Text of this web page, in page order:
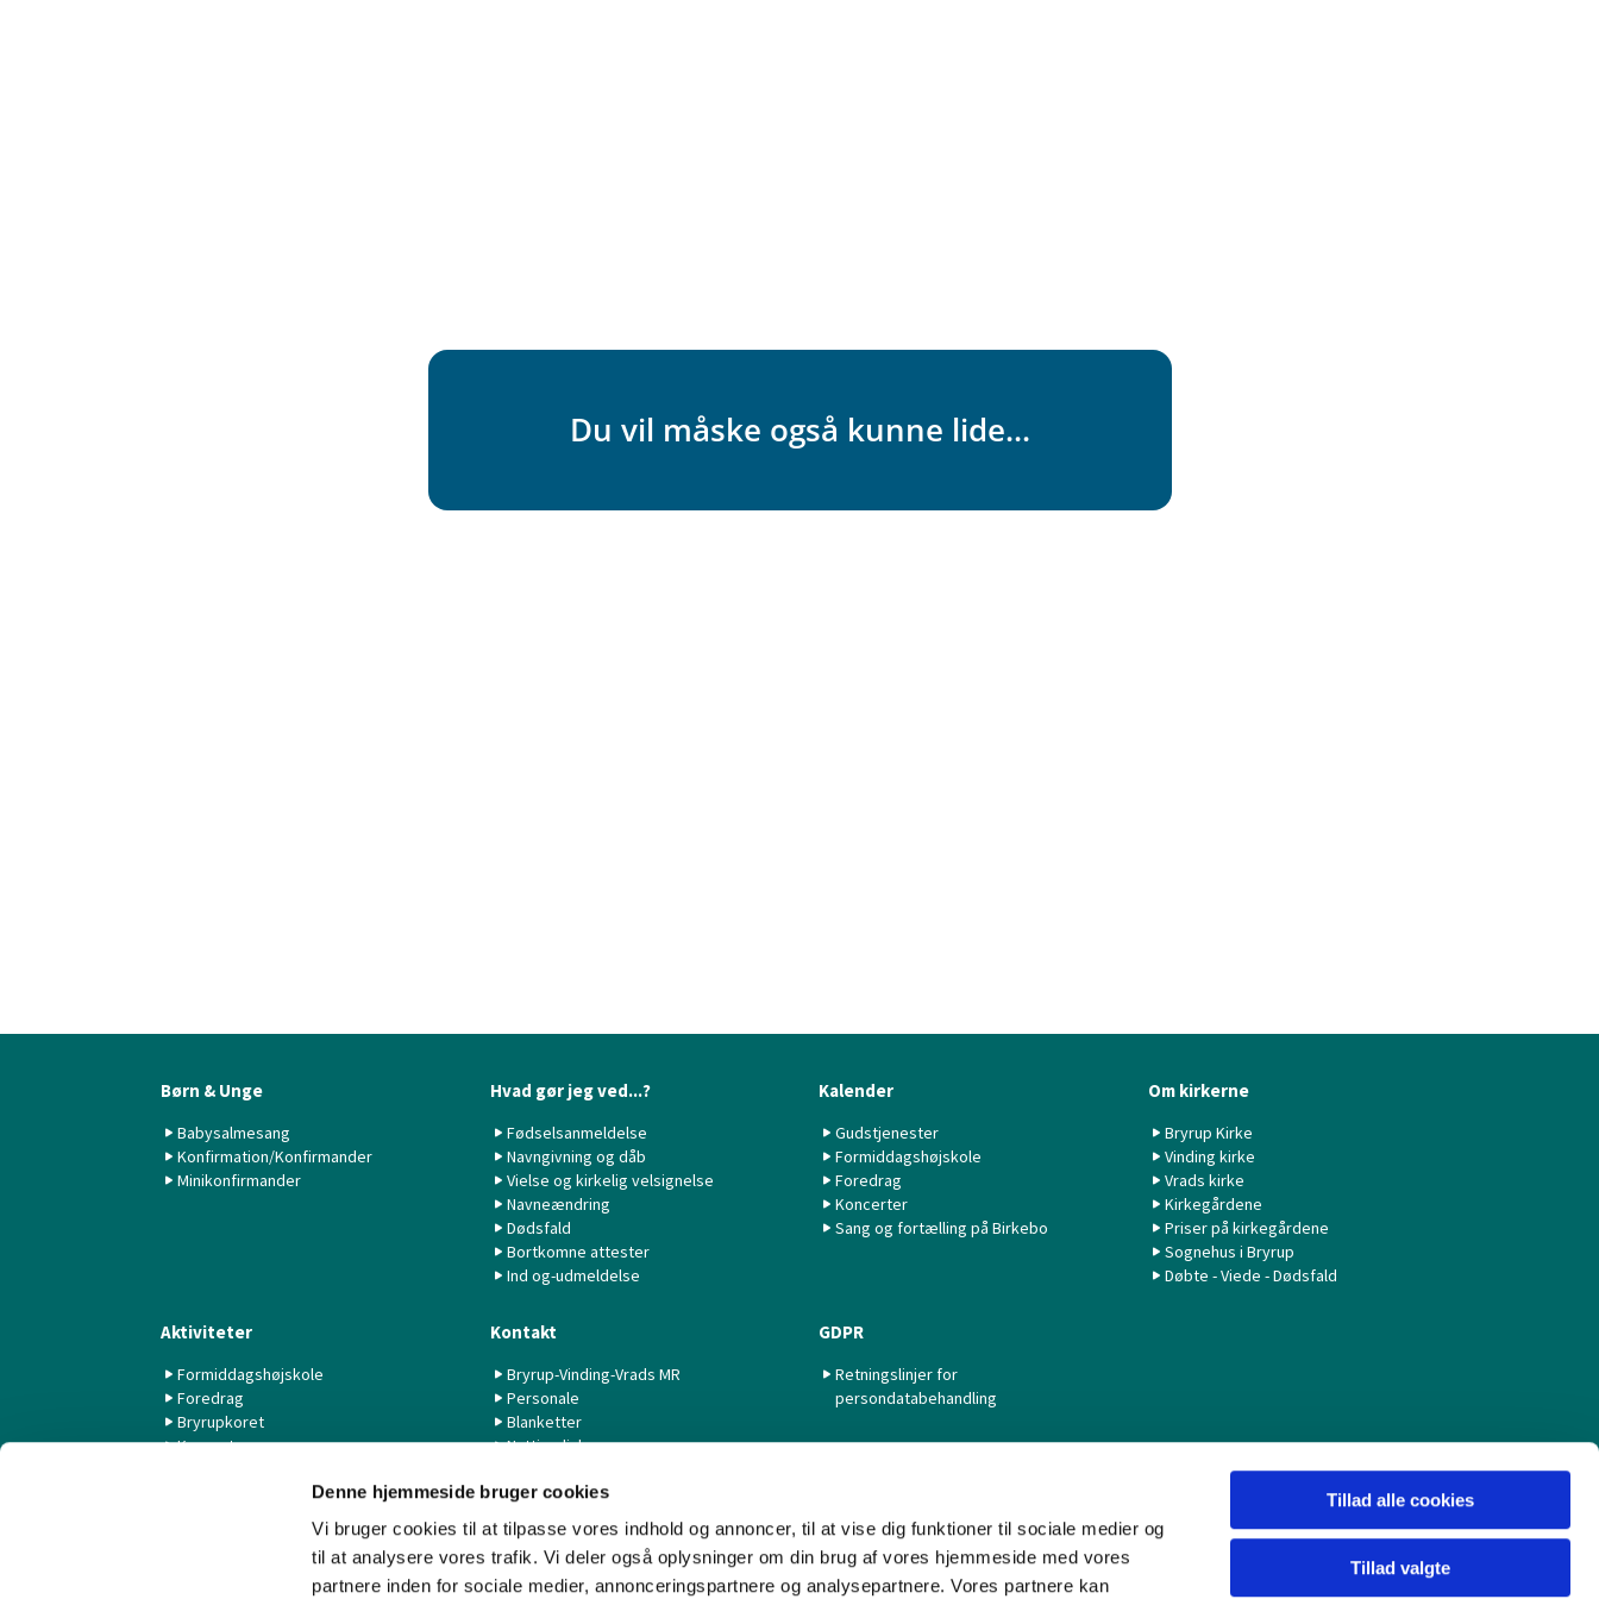
Denne hjemmeside bruger cookies
Vi bruger cookies til at tilpasse vores indhold og annoncer, til at vise dig funktioner til sociale medier og
til at analysere vores trafik. Vi deler også oplysninger om din brug af vores hjemmeside med vores
partnere inden for sociale medier, annonceringspartnere og analysepartnere. Vores partnere kan
Tillad alle cookies
Tillad valgte
Du vil måske også kunne lide...
Børn & Unge
Babysalmesang
Konfirmation/Konfirmander
Minikonfirmander
Hvad gør jeg ved...?
Fødselsanmeldelse
Navngivning og dåb
Vielse og kirkelig velsignelse
Navneændring
Dødsfald
Bortkomne attester
Ind og-udmeldelse
Kalender
Gudstjenester
Formiddagshøjskole
Foredrag
Koncerter
Sang og fortælling på Birkebo
Om kirkerne
Bryrup Kirke
Vinding kirke
Vrads kirke
Kirkegårdene
Priser på kirkegårdene
Sognehus i Bryrup
Døbte - Viede - Dødsfald
Aktiviteter
Formiddagshøjskole
Foredrag
Bryrupkoret
Koncerter
Livestream fra Aarhus Universitet
Kontakt
Bryrup-Vinding-Vrads MR
Personale
Blanketter
Nyttige links
GDPR
Retningslinjer for
persondatabehandling